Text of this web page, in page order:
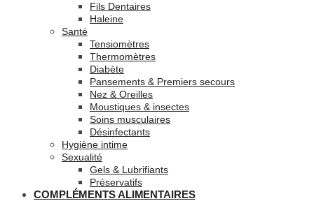
Fils Dentaires
Haleine
Santé
Tensiomètres
Thermomètres
Diabète
Pansements & Premiers secours
Nez & Oreilles
Moustiques & insectes
Soins musculaires
Désinfectants
Hygiène intime
Sexualité
Gels & Lubrifiants
Préservatifs
COMPLÉMENTS ALIMENTAIRES